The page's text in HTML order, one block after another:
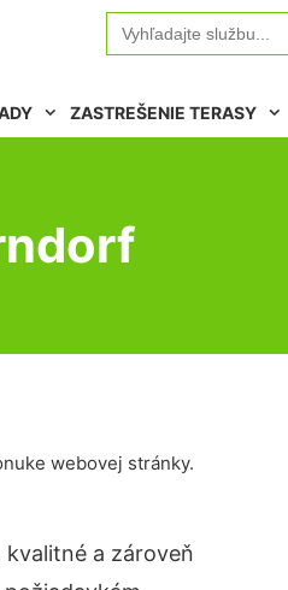
Search
for:
ZASTREŠENIE TERASY
webovej stránky.
kvalitné a zároveň